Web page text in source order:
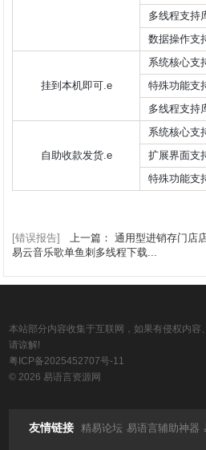
多线程支持
数据操作支
挂到本机即可.e
系统核心支
特殊功能支
多线程支持
自助收款发货.e
系统核心支
扩展界面支
特殊功能支
[错误报告] 上一篇： 通用型进销存门店
易云音乐歌单鱼刺多线程下载...
本站部分内容收集于互联网，如果有侵权内容
请谅解!
粤ICP备2025452707号-11
© 2026 易语言资源网
友情链接 精易论坛 易语言辅助神器